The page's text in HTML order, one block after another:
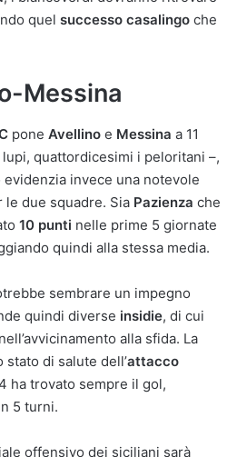
quel successo casalingo che
Messina
pone Avellino e Messina a 11
quattordicesimi i peloritani –,
evidenzia invece una notevole
due squadre. Sia Pazienza che
10 punti nelle prime 5 giornate
quindi alla stessa media.
sembrare un impegno
quindi diverse insidie, di cui
alla sfida. La
stato di salute dell’attacco
ha trovato sempre il gol,
5 turni.
offensivo dei siciliani sarà